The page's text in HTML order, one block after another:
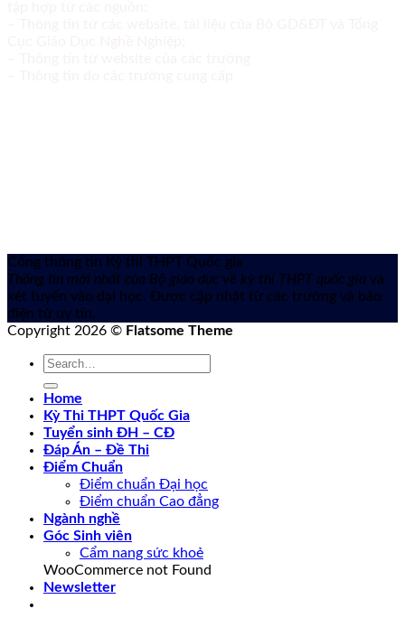
Cổng thông tin Kỳ thi THPT Quốc gia
Thông tin mới nhất của Bộ giáo dục về kỳ thi THPT quốc gia và
xét tuyển vào đại học. Được cập nhật từ các trường và báo
điện tử uy tín.
Copyright 2026 © Flatsome Theme
Home
Kỳ Thi THPT Quốc Gia
Tuyển sinh ĐH – CĐ
Đáp Án – Đề Thi
Điểm Chuẩn
Điểm chuẩn Đại học
Điểm chuẩn Cao đẳng
Ngành nghề
Góc Sinh viên
Cẩm nang sức khoẻ
WooCommerce not Found
Newsletter